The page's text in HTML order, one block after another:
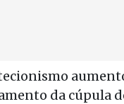
da cúpula